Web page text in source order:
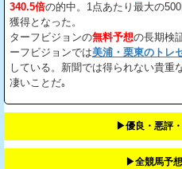
340.5倍の的中。1点あたり最大の
獲得となった。
ターフビジョンの無料予想の長期検
ーフビジョンでは美浦・栗東のトレ
している。新聞では得られない貴重
凄いことだ｡
▶︎優良・悪評
▶︎全競馬予